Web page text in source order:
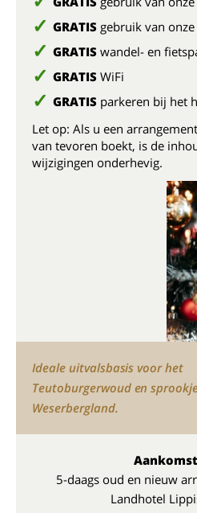
GRATIS gebruik van
GRATIS wandel- en
GRATIS WiFi
GRATIS parkeren bij het
Let op: Als u een
van tevoren boekt, is de
wijzigingen onderhevig.
Ideale uitvalsbasis voor het
Teutoburgerwoud en
Weserbergland.
5-daags oud en nieuw
Landhotel